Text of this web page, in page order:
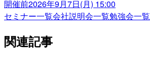
開催前2026年9月7日(月) 15:00
セミナー一覧会社説明会一覧勉強会一覧
関連記事